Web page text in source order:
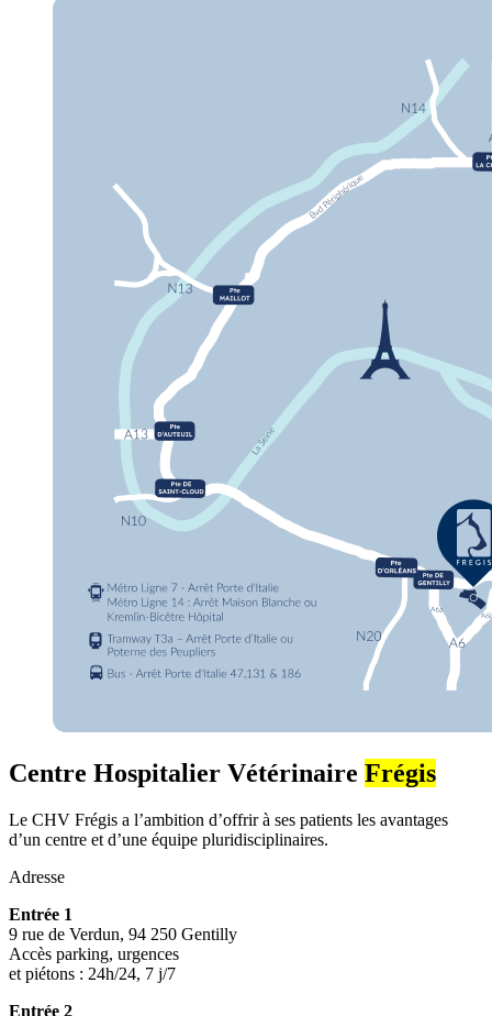
Centre Hospitalier Vétérinaire Frégis
Le CHV Frégis a l’ambition d’offrir à ses patients les avantages
d’un centre et d’une équipe pluridisciplinaires.
Adresse
Entrée 1
9 rue de Verdun, 94 250 Gentilly
Accès parking, urgences
et piétons : 24h/24, 7 j/7
Entrée 2